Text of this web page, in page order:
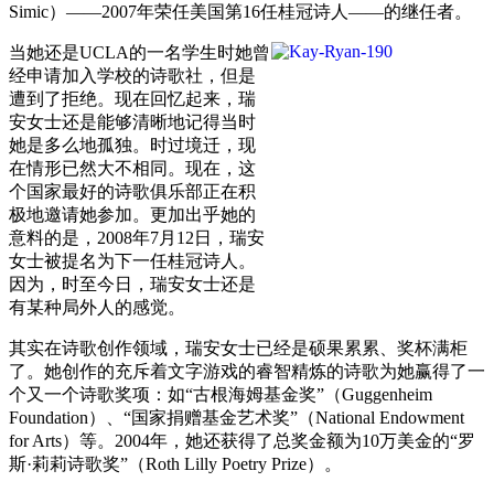
Simic）——2007年荣任美国第16任桂冠诗人——的继任者。
当她还是UCLA的一名学生时她曾
经申请加入学校的诗歌社，但是
遭到了拒绝。现在回忆起来，瑞
安女士还是能够清晰地记得当时
她是多么地孤独。时过境迁，现
在情形已然大不相同。现在，这
个国家最好的诗歌俱乐部正在积
极地邀请她参加。更加出乎她的
意料的是，2008年7月12日，瑞安
女士被提名为下一任桂冠诗人。
因为，时至今日，瑞安女士还是
有某种局外人的感觉。
其实在诗歌创作领域，瑞安女士已经是硕果累累、奖杯满柜
了。她创作的充斥着文字游戏的睿智精炼的诗歌为她赢得了一
个又一个诗歌奖项：如“古根海姆基金奖”（Guggenheim
Foundation）、“国家捐赠基金艺术奖”（National Endowment
for Arts）等。2004年，她还获得了总奖金额为10万美金的“罗
斯·莉莉诗歌奖”（Roth Lilly Poetry Prize）。